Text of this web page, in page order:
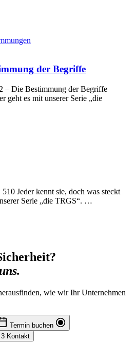
der Begriffe
– Die Bestimmung der Begriffe
geht es mit unserer Serie „die
Jeder kennt sie, doch was steckt
Serie „die TRGS“. …
wie wir Ihr Unternehmen
Termin buchen
3 Kontakt